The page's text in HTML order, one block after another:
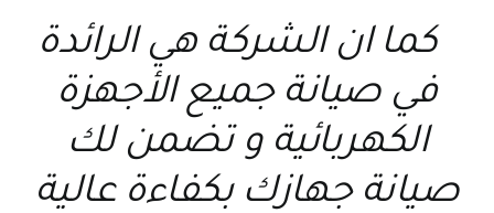
كما ان الشركة هي الرائدة
في صيانة جميع الأجهزة
الكهربائية و تضمن لك
صيانة جهازك بكفاءة عالية